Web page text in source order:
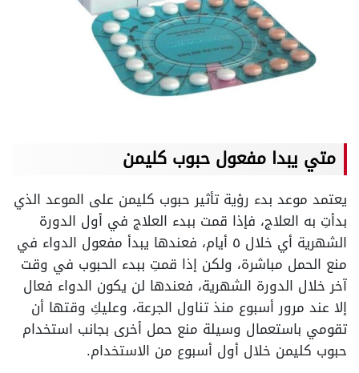
متي يبدا مفعول حبوب كليمن
يعتمد موعد بدء رؤية تأثير حبوب كليمن على الموعد الذي
بدأتِ به العلاج، فإذا قمت ببدء العلاج في أول الدورة
الشهرية أي خلال ٥ أيام، فعندها يبدأ مفعول الدواء في
منع الحمل مباشرة، ولكن إذا قمتِ ببدء الحبوب في وقت
آخر خلال الدورة الشهرية، فعندها لن يكون الدواء فعال
إلا عند مرور أسبوع منذ تناول الجرعة، وعليكِ وقتها أن
تقومي باستعمال وسيلة منع حمل أخرى بجانب استخدام
حبوب كليمن خلال أول أسبوع من الاستخدام.